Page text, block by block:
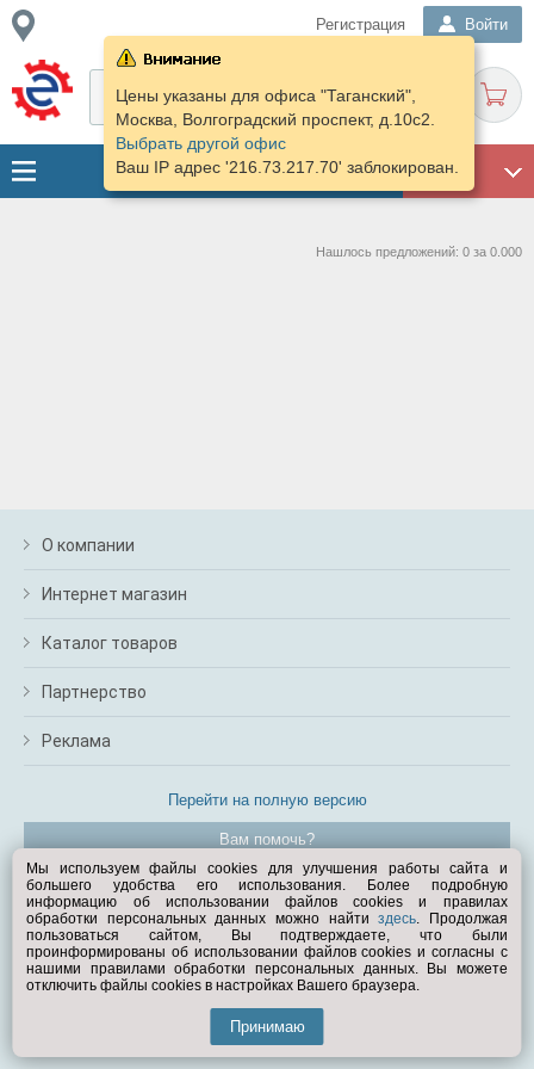
Регистрация Войти
ГАРАЖ
Цены указаны для офиса "Таганский",
Москва, Волгоградский проспект, д.10с2.
Выбрать другой офис
Ваш IP адрес '216.73.217.70' заблокирован.
Нашлось предложений: 0 за 0.000
О компании
Интернет магазин
Каталог товаров
Партнерство
Реклама
Перейти на полную версию
Вам помочь?
© Exist.ru 1998—2026
Мы используем файлы cookies для улучшения работы сайта и
большего удобства его использования. Более подробную
информацию об использовании файлов cookies и правилах
обработки персональных данных можно найтиздесь. Продолжая
пользоваться сайтом, Вы подтверждаете, что были
проинформированы об использовании файлов cookies и согласны с
нашими правилами обработки персональных данных. Вы можете
отключить файлы cookies в настройках Вашего браузера.
Принимаю